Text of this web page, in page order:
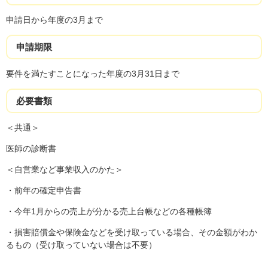
申請日から年度の3月まで
申請期限
要件を満たすことになった年度の3月31日まで
必要書類
＜共通＞
医師の診断書
＜自営業など事業収入のかた＞
・前年の確定申告書
・今年1月からの売上が分かる売上台帳などの各種帳簿
・損害賠償金や保険金などを受け取っている場合、その金額がわか
るもの（受け取っていない場合は不要）